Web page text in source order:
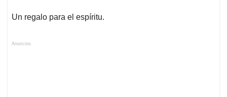
Un regalo para el espíritu.
Anuncios.